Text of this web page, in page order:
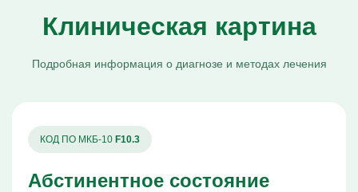
Клиническая картина
Подробная информация о диагнозе и методах лечения
КОД ПО МКБ-10 F10.3
Абстинентное состояние